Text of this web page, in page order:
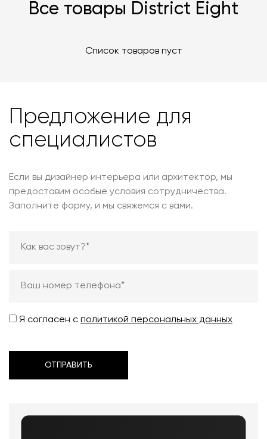
Все товары District Eight
Список товаров пуст
Предложение для
специалистов
Если вы дизайнер интерьера или архитектор, мы
предоставим особые условия сотрудничества.
Заполните форму, и мы свяжемся с вами.
Я согласен с политикой персональных данных
ОТПРАВИТЬ